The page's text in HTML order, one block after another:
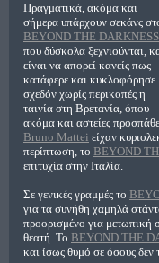
Πραγματικά, ακόμα και
σήμερα υπάρχουν σεκάνς
BEYOND THE DARKNESS
που δύσκολα ξεχνιούνται,
είναι να απορεί κανείς πως
κατάφερε και κυκλοφόρησε
σχεδόν χωρίς περικοπές η
ταινία στη Βρετανία, όπου
ακόμα και αστείες
Bruno Mattei είχαν
περίπτωση, το BEYOND
επιτυχία στην Ιταλία.
Σε γενικές γραμμές το
για τα συνήθη χαμηλά
προορισμένο για μετωπική
θεατή. Το BEYOND THE
και ίσως θυμό σε όσους δεν